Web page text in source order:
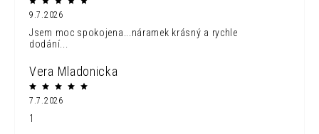
9.7.2026
Jsem moc spokojena...náramek krásný a rychle
dodání...
Vera Mladonicka
7.7.2026
1